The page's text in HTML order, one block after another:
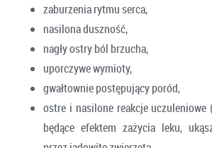
zaburzenia rytmu serca,
nasilona duszność,
nagły ostry ból brzucha,
uporczywe wymioty,
gwałtownie postępujący poród,
ostre i nasilone reakcje uczuleniowe
będące efektem zażycia leku,